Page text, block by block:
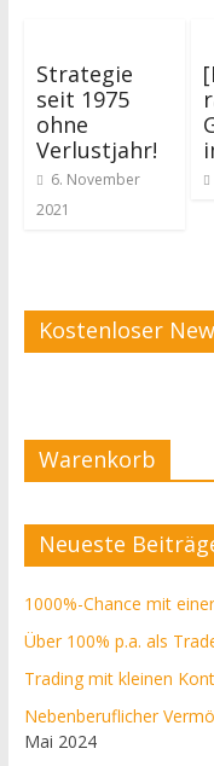
Strategie
seit 1975
ohne
Verlustjahr!
6. November
2021
Kostenloser
Warenkorb
Neueste
1000%-Chance mit
Über 100% p.a. als
Trading mit kleinen
Nebenberuflicher
Mai 2024